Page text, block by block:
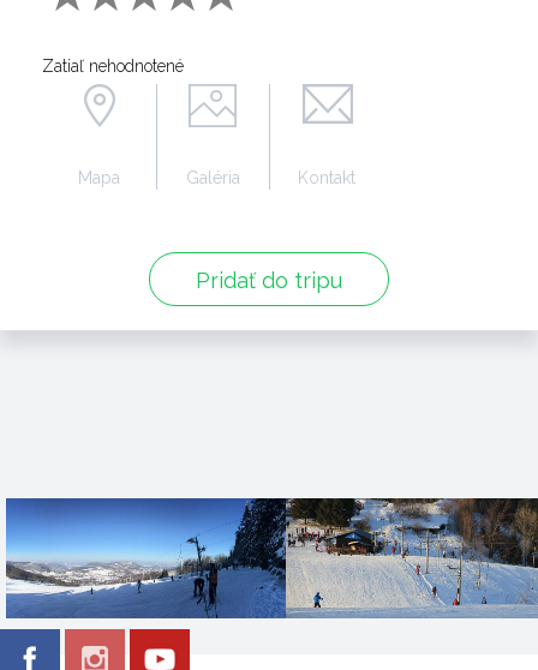
Zatiaľ nehodnotené
Pridať do tripu
Mapa Galéria Kontakt